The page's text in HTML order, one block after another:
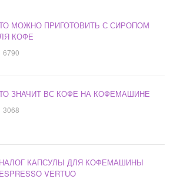
МОЖНО ПРИГОТОВИТЬ С СИРОПОМ
КОФЕ
6790
ЗНАЧИТ ВС КОФЕ НА КОФЕМАШИНЕ
3068
КАПСУЛЫ ДЛЯ КОФЕМАШИНЫ
VERTUO